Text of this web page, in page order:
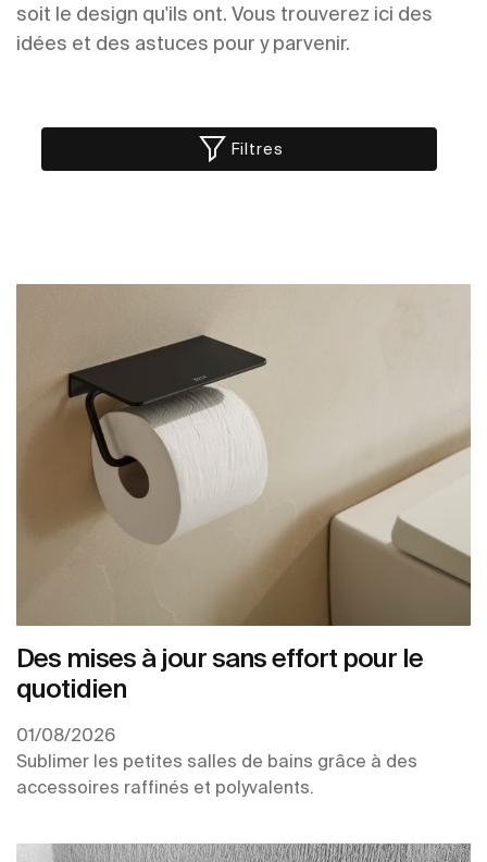
soit le design qu'ils ont. Vous trouverez ici des
idées et des astuces pour y parvenir.
Filtres
Des mises à jour sans effort pour le
quotidien
01/08/2026
Sublimer les petites salles de bains grâce à des
accessoires raffinés et polyvalents.